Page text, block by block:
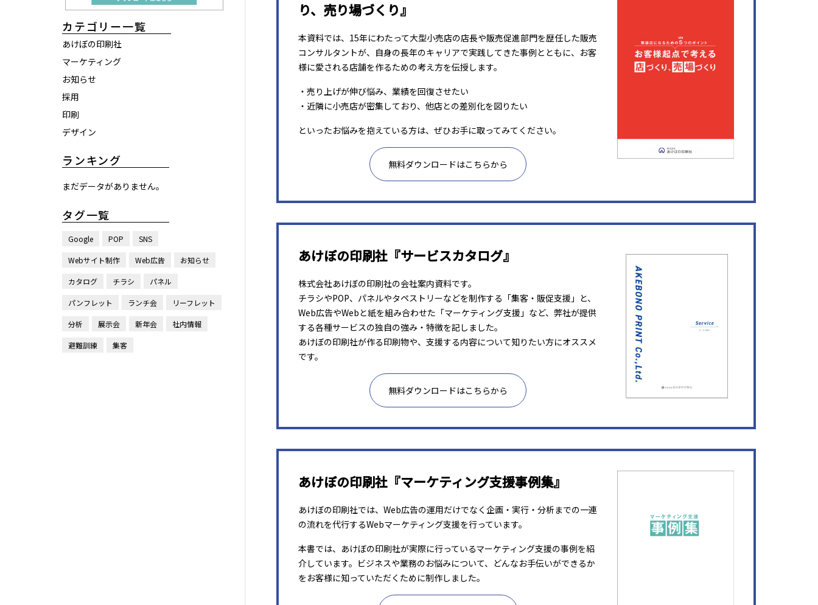
カテゴリー一覧
あけぼの印刷社
マーケティング
お知らせ
採用
印刷
デザイン
ランキング
まだデータがありません。
タグ一覧
Google POP SNS
Webサイト制作 Web広告 お知らせ
カタログ チラシ パネル
パンフレット ランチ会 リーフレット
分析 展示会 新年会 社内情報
避難訓練 集客
り、売り場づくり』
本資料では、15年にわたって大型小売店の店長や販売促進部門を歴任した販売
コンサルタントが、自身の長年のキャリアで実践してきた事例とともに、お客
様に愛される店舗を作るための考え方を伝授します。
・売り上げが伸び悩み、業績を回復させたい
・近隣に小売店が密集しており、他店との差別化を図りたい
といったお悩みを抱えている方は、ぜひお手に取ってみてください。
無料ダウンロードはこちらから
あけぼの印刷社『サービスカタログ』
株式会社あけぼの印刷社の会社案内資料です。
チラシやPOP、パネルやタペストリーなどを制作する「集客・販促支援」と、
Web広告やWebと紙を組み合わせた「マーケティング支援」など、弊社が提供
する各種サービスの独自の強み・特徴を記しました。
あけぼの印刷社が作る印刷物や、支援する内容について知りたい方にオススメ
です。
無料ダウンロードはこちらから
あけぼの印刷社『マーケティング支援事例集』
あけぼの印刷社では、Web広告の運用だけでなく企画・実行・分析までの一連
の流れを代行するWebマーケティング支援を行っています。
本書では、あけぼの印刷社が実際に行っているマーケティング支援の事例を紹
介しています。ビジネスや業務のお悩みについて、どんなお手伝いができるか
をお客様に知っていただくために制作しました。